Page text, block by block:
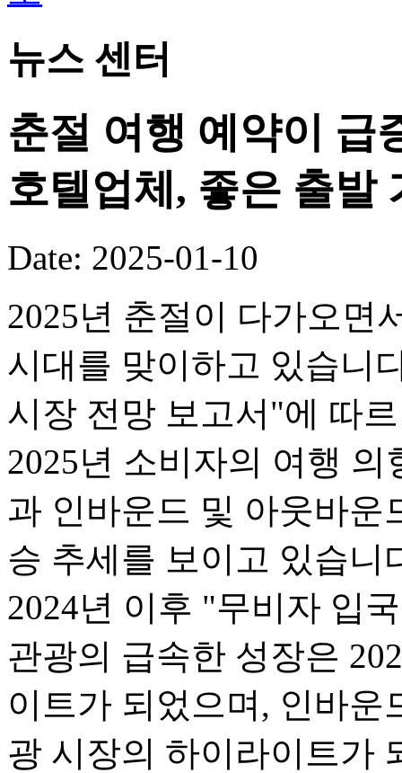
뉴스 센터
춘절 여행 예약이 급
호텔업체, 좋은 출발
Date: 2025-01-10
2025년 춘절이 다가오면
시대를 맞이하고 있습니
시장 전망 보고서"에 따
2025년 소비자의 여행
과 인바운드 및 아웃바운
승 추세를 보이고 있습니
2024년 이후 "무비자 입
관광의 급속한 성장은
이트가 되었으며, 인바운
광 시장의 하이라이트가